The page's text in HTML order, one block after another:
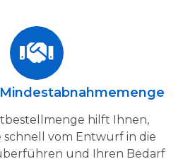
Mindestabnahmemenge
hilft Ihnen,
vom Entwurf in die
und Ihren Bedarf